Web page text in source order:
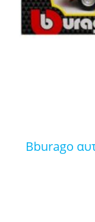
bburago αυτοκινητάκι vw golf mk1 gti